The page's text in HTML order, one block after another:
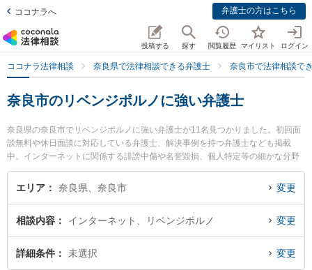
ココナラへ 弁護士の方はこちら
投稿する 探す 閲覧履歴 マイリスト ログイン
ココナラ法律相談 奈良県で法律相談できる弁護士 奈良市で法律相談で
奈良市のリベンジポルノに強い弁護士
奈良県の奈良市でリベンジポルノに強い弁護士が11名見つかりました。初回面
談無料や休日面談に対応している弁護士、解決事例を持つ弁護士なども掲載
中。インターネットに関係する誹謗中傷や名誉毀損、個人特定等の細かな分野
での絞り込み検索もでき便利です。特に登大路総合法律事務所の福井 麻起子弁
護士やたんだ法律事務所の反田 貴博弁護士、南都総合法律事務所の山下 絢士朗
談したい』『リベンジポルノのトラブル解決の実績豊富な近くの弁護士を検索
したい』『初回相談無料でリベンジポルノを法律相談できる奈良市内の弁護士
に相談予約したい』などでお困りの相談者さんにおすすめです。
エリア 奈良県、奈良市 変更
相談内容 インターネット、リベンジポルノ 変更
詳細条件 未選択 変更